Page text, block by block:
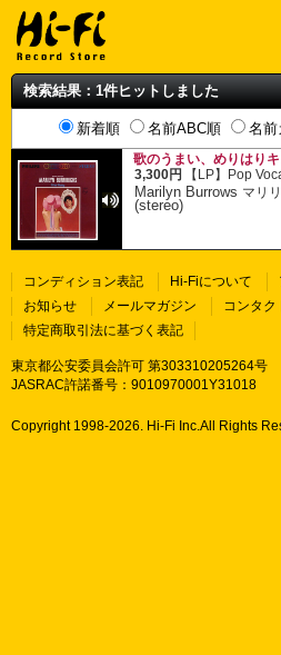
検索結果：1件ヒットしました
新着順 名前ABC順 名前
歌のうまい、めりはりキ
3,300円
【LP】 Pop
Marilyn Burrows マリ
(stereo)
コンディション表記 Hi-Fiについて
お知らせ
メールマガジン コンタク
特定商取引法に基づく表記
東京都公安委員会許可 第303310205264号
JASRAC許諾番号：9010970001Y31018
Copyright 1998-2026. Hi-Fi Inc.All Rights